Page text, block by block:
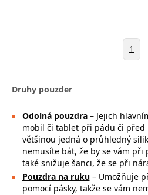
1
Druhy pouzder
Odolná pouzdra– Jejich
mobil či tablet při pádu či před
většinou jedná o průhledný
nemusíte bát, že by se vám při
také snižuje šanci, že se při
Pouzdra na ruku– Umožňuje
pomocí pásky, takže se vám